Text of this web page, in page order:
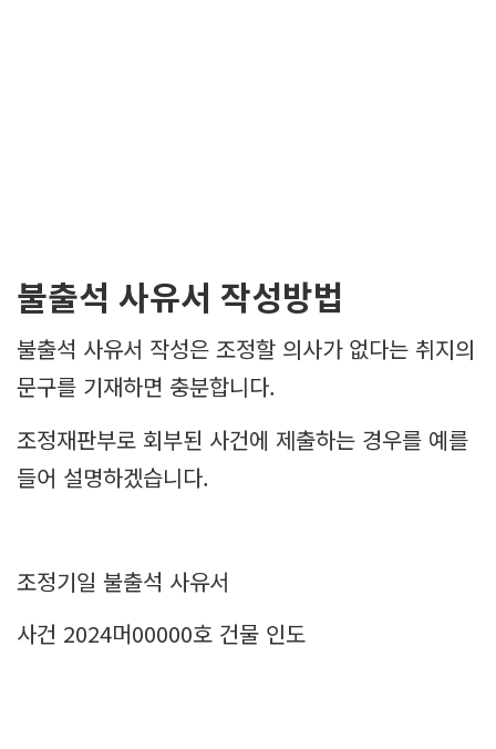
불출석 사유서 작성방법
불출석 사유서 작성은 조정할 의사가 없다는 취지의
문구를 기재하면 충분합니다.
조정재판부로 회부된 사건에 제출하는 경우를 예를
들어 설명하겠습니다.
조정기일 불출석 사유서
사건 2024머00000호 건물 인도